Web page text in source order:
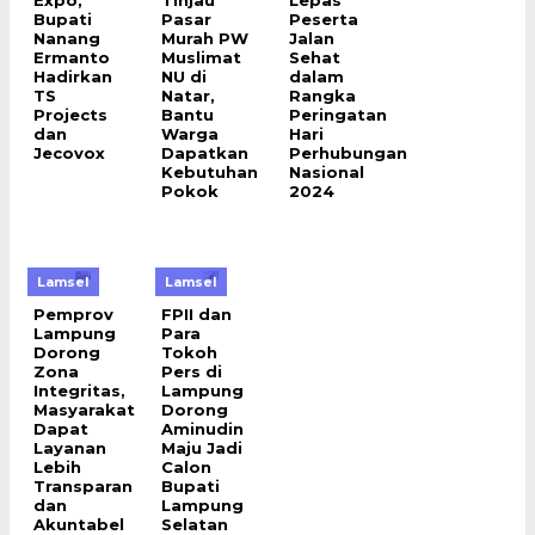
Bupati
Nanang
Ermanto
Hadirkan
TS
Projects
dan
Jecovox
Pasar
Murah PW
Muslimat
NU di
Natar,
Bantu
Warga
Dapatkan
Kebutuhan
Pokok
Peserta
Jalan
Sehat
dalam
Rangka
Peringatan
Hari
Perhubungan
Nasional
2024
Lamsel
Pemprov
Lampung
Dorong
Zona
Integritas,
Masyarakat
Dapat
Layanan
Lebih
Transparan
dan
Akuntabel
Lamsel
FPII dan
Para
Tokoh
Pers di
Lampung
Dorong
Aminudin
Maju Jadi
Calon
Bupati
Lampung
Selatan